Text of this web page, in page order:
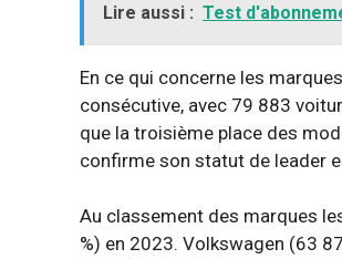
Lire aussi : Test
En ce qui concerne les
consécutive, avec 79 883
que la troisième place des
confirme son statut de leader
Au classement des marques
%) en 2023. Volkswagen (63